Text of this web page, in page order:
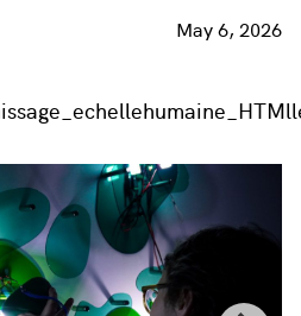
May 6, 2026